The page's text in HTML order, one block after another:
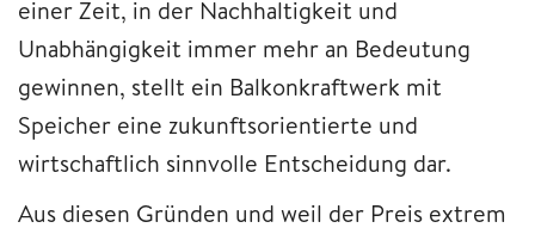
einer Zeit, in der Nachhaltigkeit und
Unabhängigkeit immer mehr an Bedeutung
gewinnen, stellt ein Balkonkraftwerk mit
Speicher eine zukunftsorientierte und
wirtschaftlich sinnvolle Entscheidung dar.
Aus diesen Gründen und weil der Preis extrem